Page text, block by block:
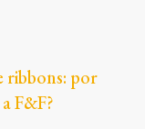
ribbons: por
F&F?